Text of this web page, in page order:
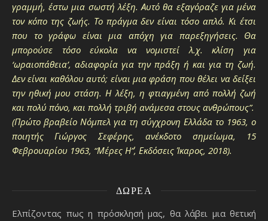
γραμμή, έστω μια σωστή λέξη. Αυτό θα εξαγόραζε για μένα
τον κόπο της ζωής. Το πράγμα δεν είναι τόσο απλό. Κι έτσι
που το γράφω είναι μια απόχη για παρεξηγήσεις. Θα
μπορούσε τόσο εύκολα να νομιστεί λ.χ. κλίση για
‘ωραιοπάθεια’, αδιαφορία για την πράξη ή και για τη ζωή.
Δεν είναι καθόλου αυτό; είναι μια φράση που θέλει να δείξει
την ηθική μου στάση. Η λέξη, η φτιαγμένη από πολλή ζωή
και πολύ πόνο, και πολλή τριβή ανάμεσα στους ανθρώπους”.
(Πρώτο βραβείο Νόμπελ για τη σύγχρονη Ελλάδα το 1963, ο
ποιητής Γιώργος Σεφέρης, ανέκδοτο σημείωμα, 15
Φεβρουαρίου 1963, “Μέρες Η΄”, Εκδόσεις Ίκαρος, 2018).
ΔΩΡΕΆ
Ελπίζοντας πως η πρόσκλησή μας, θα λάβει μια θετική